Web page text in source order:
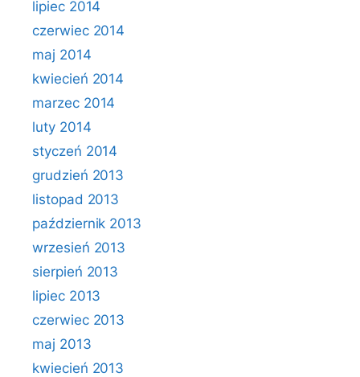
lipiec 2014
czerwiec 2014
maj 2014
kwiecień 2014
marzec 2014
luty 2014
styczeń 2014
grudzień 2013
listopad 2013
październik 2013
wrzesień 2013
sierpień 2013
lipiec 2013
czerwiec 2013
maj 2013
kwiecień 2013